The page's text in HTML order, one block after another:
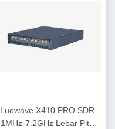
Luowave X410 PRO SDR
1MHz-7.2GHz Lebar Pita